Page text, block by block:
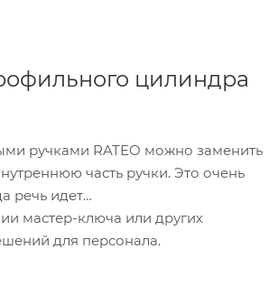
цилиндра
ручками RATEO можно заменить
часть ручки. Это очень
речь идет
мастер-ключа или других
для персонала.